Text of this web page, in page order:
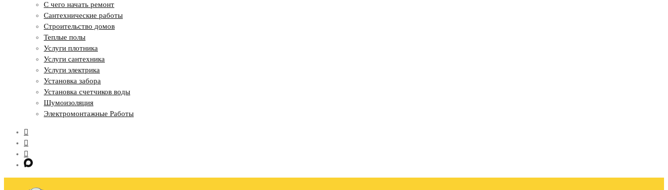
С чего начать ремонт
Сантехнические работы
Строительство домов
Теплые полы
Услуги плотника
Услуги сантехника
Услуги электрика
Установка забора
Установка счетчиков воды
Шумоизоляция
Электромонтажные Работы